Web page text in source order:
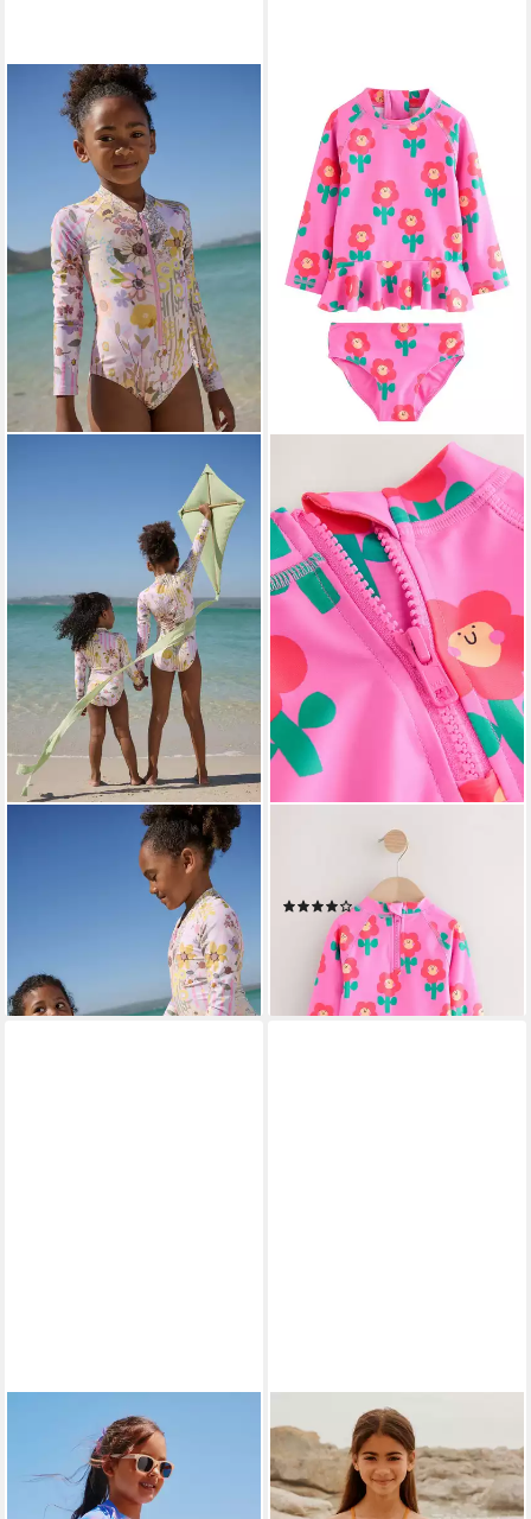
Badeanzug Langärmeliger
Sunsafe-Badeanzug (1-St)
lieferbar - in 2-3 Werktagen bei dir
Badeanzug Sunsafe Bade-Set
(2)
ab 29,00 €
lieferbar - in 2-3 Werktagen bei dir